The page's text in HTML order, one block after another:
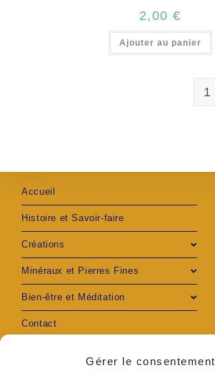
Gérer le consentement
2,00 €
Ajouter au panier
1
Accueil
Histoire et Savoir-faire
Créations
Minéraux et Pierres Fines
Bien-être et Méditation
Contact